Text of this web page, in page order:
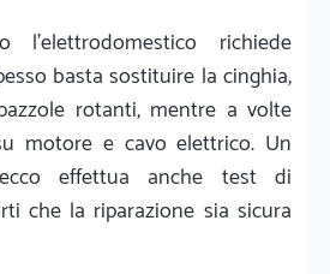
l'elettrodomestico richiede
basta sostituire la cinghia,
rotanti, mentre a volte
motore e cavo elettrico. Un
effettua anche test di
che la riparazione sia sicura